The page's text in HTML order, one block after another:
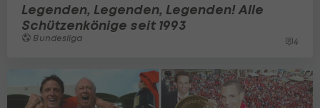
Legenden, Legenden, Legenden! Alle
Schützenkönige seit 1993
Bundesliga 4